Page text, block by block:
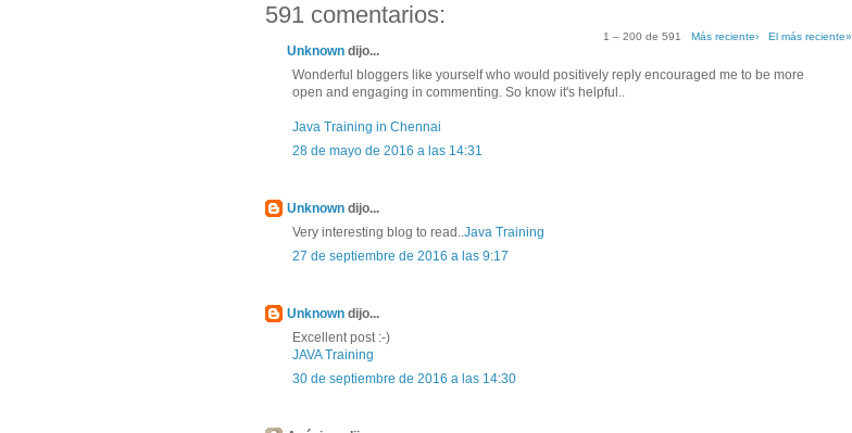
591 comentarios:
1 – 200 de 591 Más reciente› El más reciente»
Unknown dijo...
Wonderful bloggers like yourself who would positively reply encouraged me to be more
open and engaging in commenting. So know it's helpful..
Java Training in Chennai
28 de mayo de 2016 a las 14:31
Unknown dijo...
Very interesting blog to read..Java Training
27 de septiembre de 2016 a las 9:17
Unknown dijo...
Excellent post :-)
JAVA Training
30 de septiembre de 2016 a las 14:30